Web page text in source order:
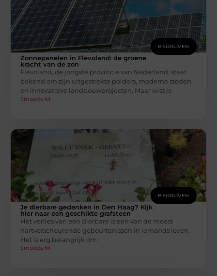
BEDRIJVEN
Zonnepanelen in Flevoland: de groene
kracht van de zon
Flevoland, de jongste provincie van Nederland, staat
bekend om zijn uitgestrekte polders, moderne steden
en innovatieve landbouwprojecten. Maar wist je
Smoods.nl
BEDRIJVEN
Je dierbare gedenken in Den Haag? Kijk
hier naar een geschikte grafsteen
Het verlies van een dierbare is een van de meest
hartverscheurende gebeurtenissen in iemands leven.
Het is erg belangrijk om
Smoods.nl